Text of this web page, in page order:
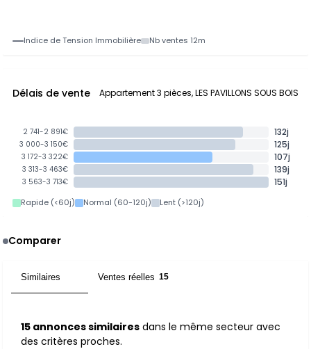
Indice de Tension Immobilière Nb ventes 12m
Délais de vente Appartement 3 pièces, LES PAVILLONS SOUS BOIS
2 741-2 891€ 132j
3 000-3 150€ 125j
3 172-3 322€ 107j
3 313-3 463€ 139j
3 563-3 713€ 151j
Rapide (<60j) Normal (60-120j) Lent (>120j)
Comparer
Similaires Ventes réelles 15
15 annonces similaires dans le même secteur avec
des critères proches.